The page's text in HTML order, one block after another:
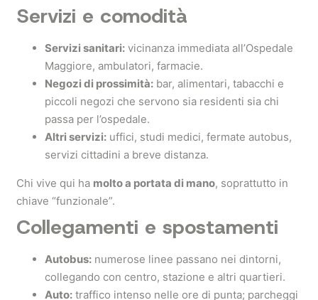
Servizi e comodità
Servizi sanitari: vicinanza immediata all’Ospedale
Maggiore, ambulatori, farmacie.
Negozi di prossimità: bar, alimentari, tabacchi e
piccoli negozi che servono sia residenti sia chi
passa per l’ospedale.
Altri servizi: uffici, studi medici, fermate autobus,
servizi cittadini a breve distanza.
Chi vive qui ha molto a portata di mano, soprattutto in
chiave “funzionale”.
Collegamenti e spostamenti
Autobus: numerose linee passano nei dintorni,
collegando con centro, stazione e altri quartieri.
Auto: traffico intenso nelle ore di punta; parcheggi